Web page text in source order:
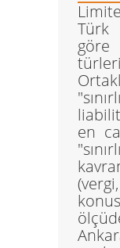
Türk
en